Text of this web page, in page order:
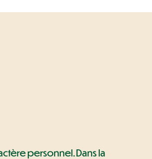
personnel. Dans la